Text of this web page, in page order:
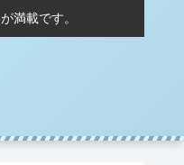
満載です。